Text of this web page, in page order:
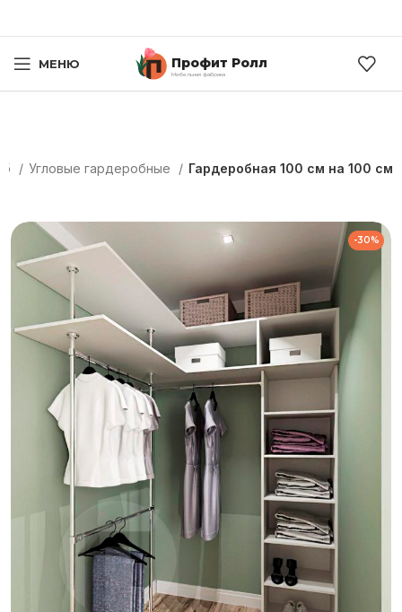
МЕНЮ Профит Ролл
Мебельная фабрика
Угловые гардеробные Гардеробная 100 см на 100 см
-30%